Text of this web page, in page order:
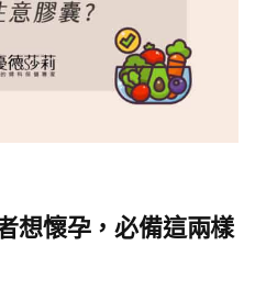
想懷孕，必備這兩樣